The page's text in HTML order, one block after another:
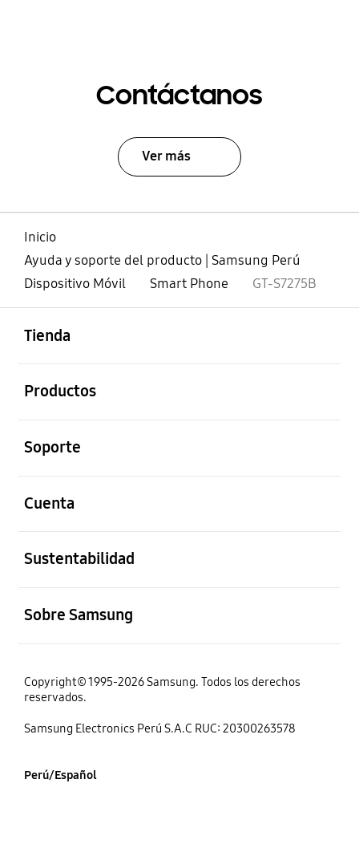
Contáctanos
Ver más
Inicio
Ayuda y soporte del producto | Samsung Perú
Dispositivo Móvil
Smart Phone GT-S7275B
Tienda
Productos
Soporte
Cuenta
Sustentabilidad
Sobre Samsung
Copyright© 1995-2026 Samsung. Todos los derechos
reservados.
Samsung Electronics Perú S.A.C RUC: 20300263578
Perú/Español